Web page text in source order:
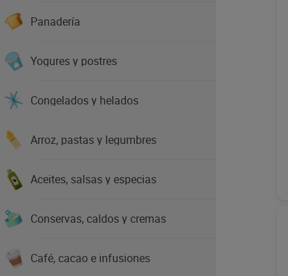
Panadería
Yogures y postres
Congelados y helados
Arroz, pastas y legumbres
Aceites, salsas y especias
Conservas, caldos y cremas
Café, cacao e infusiones